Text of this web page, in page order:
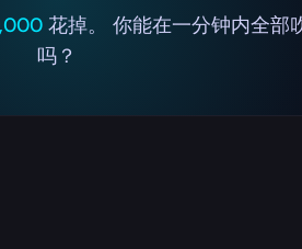
花掉。 你能在一分钟内全部
吗？